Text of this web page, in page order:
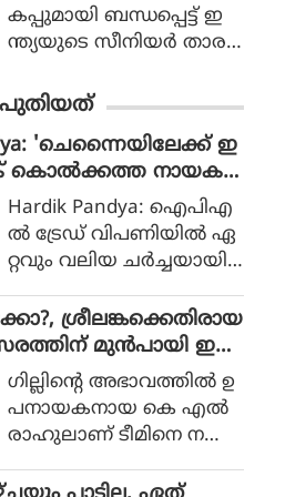
കപ്പുമായി ബന്ധപ്പെട്ട് ഇ
ന്ത്യയുടെ സീനിയര്‍ താര
യുടെയും വിരാട്
കോലിയുടെയും ഭാവിയെ
സംബന്ധിച്ചുള്ള ചര്‍ച്ചകള്‍
കൊഴുക്കുന്നതിനിടെ
വിഷയത്തില്‍ പ്രതികരണ
വുമായി മുന്‍ ഇന്ത്യന്‍
താരം മുഹമ്മദ് കൈഫ്.
പുതിയത്
'ചെന്നൈയിലേക്ക് ഇ
കൊൽക്കത്ത നായക
Hardik Pandya: ഐപിഎ
ൽ ട്രേഡ് വിപണിയിൽ ഏ
റ്റവും വലിയ ചർച്ചയായി
ന്ത്യയുടെ ഓൾറൗണ്ടർ
ഹാർദിക് പാണ്ഡ്യ. നില
വിൽ മുംബൈ ഇന്ത്യൻ
നായകനായ ഹാർദിക് അ
ടുത്ത സീസണിൽ മറ്റൊരു
ടീമിനൊപ്പ
മായിരിക്കുമെന്ന് ഏ
ശ്രീലങ്കക്കെതിരായ
മുൻപായി ഇ
തിരിച്ചടി
ഗില്ലിന്റെ അഭാവത്തില്‍ ഉ
പനായകനായ കെ എല്‍
രാഹുലാണ് ടീമിനെ ന
ന്ന നെറ്റ്‌സ്